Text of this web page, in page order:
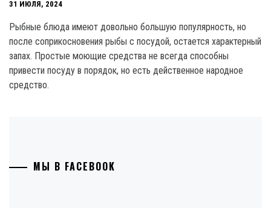
31 ИЮЛЯ, 2024
Рыбные блюда имеют довольно большую популярность, но
после соприкосновения рыбы с посудой, остается характерный
запах. Простые моющие средства не всегда способны
привести посуду в порядок, но есть действенное народное
средство.
МЫ В FACEBOOK